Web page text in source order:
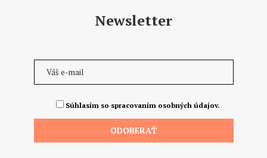
Newsletter
Súhlasím so spracovaním osobných údajov.